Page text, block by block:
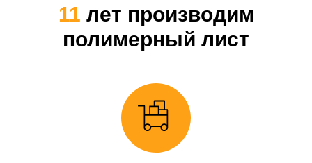
11 лет производим
полимерный лист